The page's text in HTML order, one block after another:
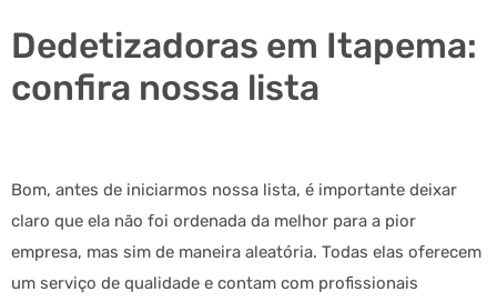
Dedetizadoras em Itapema:
confira nossa lista
Bom, antes de iniciarmos nossa lista, é importante deixar
claro que ela não foi ordenada da melhor para a pior
empresa, mas sim de maneira aleatória. Todas elas oferecem
um serviço de qualidade e contam com profissionais